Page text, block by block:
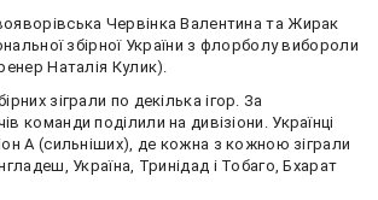
Червінка Валентина та Жирак
збірної України з флорболу вибороли
Наталія Кулик).
зіграли по декілька ігор. За
команди поділили на дивізіони. Українці
А (сильніших), де кожна з кожною зіграли
Україна, Тринідад і Тобаго, Бхарат